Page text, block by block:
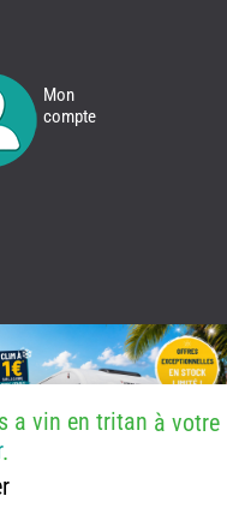
Mon
compte
a vin en tritan à votre
.